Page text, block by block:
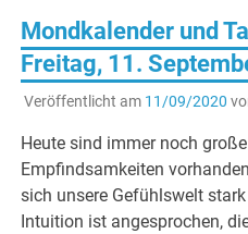
Mondkalender und
Freitag, 11.
Veröffentlicht am 11/09/2020
Heute sind immer noch
Empfindsamkeiten
sich unsere Gefühlswelt
Intuition ist angesprochen,